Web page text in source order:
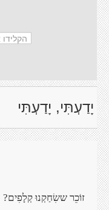
יָדַעְתִּי, יָדַעְתִּי
זוֹכֵר ששִׂחַקְנוּ קְלָפִים?